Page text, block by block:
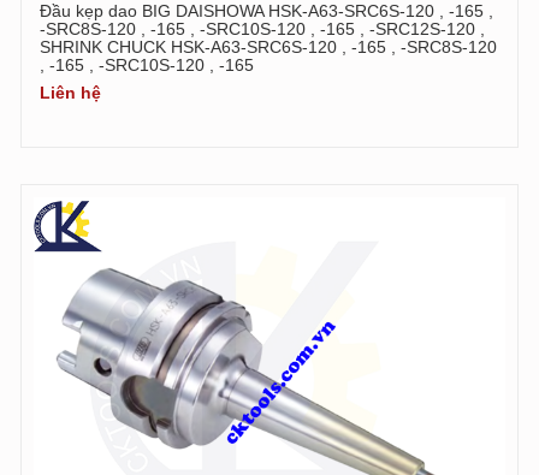
Đầu kẹp dao BIG DAISHOWA HSK-A63-SRC6S-120 , -165 ,
-SRC8S-120 , -165 , -SRC10S-120 , -165 , -SRC12S-120 ,
SHRINK CHUCK HSK-A63-SRC6S-120 , -165 , -SRC8S-120
, -165 , -SRC10S-120 , -165
Liên hệ